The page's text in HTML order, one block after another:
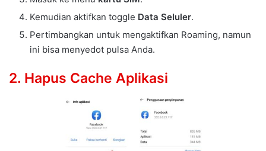
Kemudian aktifkan toggle Data Seluler.
Pertimbangkan untuk mengaktifkan Roaming, namun
ini bisa menyedot pulsa Anda.
2. Hapus Cache Aplikasi